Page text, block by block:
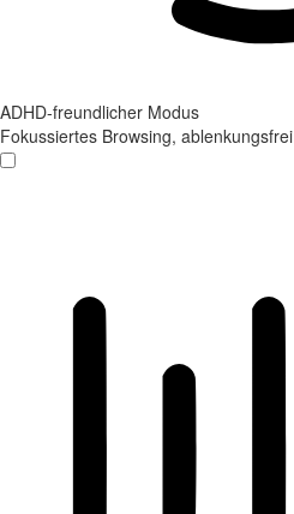
ADHD-freundlicher Modus
Fokussiertes Browsing, ablenkungsfrei